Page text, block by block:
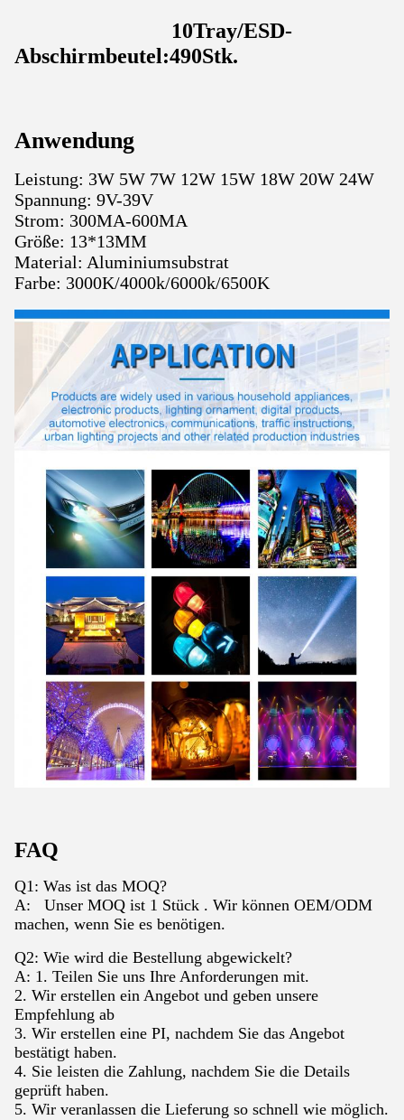
10Tray/ESD-
Abschirmbeutel:490Stk.
Anwendung
Leistung: 3W 5W 7W 12W 15W 18W 20W 24W
Spannung: 9V-39V
Strom: 300MA-600MA
Größe: 13*13MM
Material: Aluminiumsubstrat
Farbe: 3000K/4000k/6000k/6500K
FAQ
Q1: Was ist das MOQ?
A: Unser MOQ ist 1 Stück . Wir können OEM/ODM
machen, wenn Sie es benötigen.
Q2: Wie wird die Bestellung abgewickelt?
A: 1. Teilen Sie uns Ihre Anforderungen mit.
2. Wir erstellen ein Angebot und geben unsere
Empfehlung ab
3. Wir erstellen eine PI, nachdem Sie das Angebot
bestätigt haben.
4. Sie leisten die Zahlung, nachdem Sie die Details
geprüft haben.
5. Wir veranlassen die Lieferung so schnell wie möglich.